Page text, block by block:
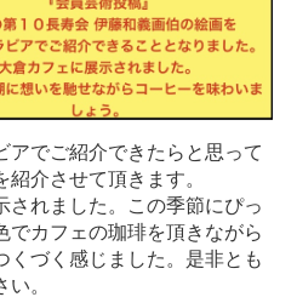
アでご紹介できたらと思って
介させて頂きます。
されました。この季節にぴっ
でカフェの珈琲を頂きながら
くづく感じました。是非とも
。